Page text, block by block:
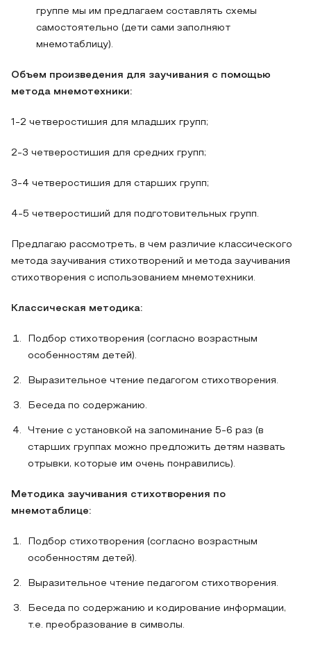
группе мы им предлагаем составлять схемы
самостоятельно (дети сами заполняют
мнемотаблицу).
Объем произведения для заучивания с помощью
метода мнемотехники:
1-2 четверостишия для младших групп;
2-3 четверостишия для средних групп;
3-4 четверостишия для старших групп;
4-5 четверостиший для подготовительных групп.
Предлагаю рассмотреть, в чем различие классического
метода заучивания стихотворений и метода заучивания
стихотворения с использованием мнемотехники.
Классическая методика:
Подбор стихотворения (согласно возрастным
особенностям детей).
Выразительное чтение педагогом стихотворения.
Беседа по содержанию.
Чтение с установкой на запоминание 5-6 раз (в
старших группах можно предложить детям назвать
отрывки, которые им очень понравились).
Методика заучивания стихотворения по
мнемотаблице:
Подбор стихотворения (согласно возрастным
особенностям детей).
Выразительное чтение педагогом стихотворения.
Беседа по содержанию и кодирование информации,
т.е. преобразование в символы.